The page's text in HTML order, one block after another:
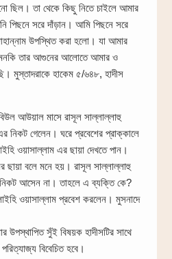
ছিল। তা থেকে কিছু নিতে চাইলে আমার
পিছনে সরে দাঁড়ান। আমি পিছনে সরে
উপস্থিত করা হলো। যা আমার
তার আগুনের আলোতে আমার ও
মুস্তাদরাকে হাকেম ৫/৬৪৮, হাদীস
আউয়াল মাসে রাসূল সাল্লাল্লাহু
নিকট গেলেন। ঘরে প্রবেশের প্রাক্কালে
ওয়াসাল্লাম এর ছায়া দেখতে পান।
বলে মনে হয়। রাসূল সাল্লাল্লাহু
আসেন না। তাহলে এ ব্যক্তি কে?
ওয়াসাল্লাম প্রবেশ করলেন। মুসনাদে
উপস্থাপিত সুঁই বিষয়ক হাদীসটির সাথে
বিবেচিত হবে।